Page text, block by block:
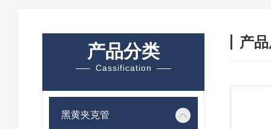
产品分类
Cassification
黑黄夹克管
产